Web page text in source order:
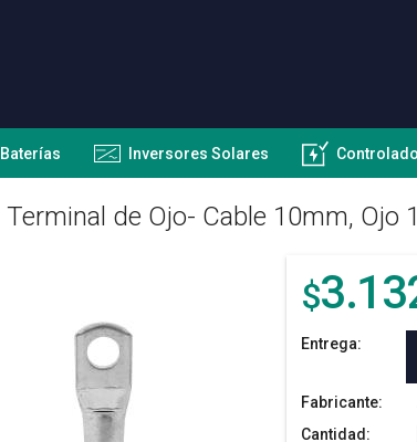
Baterías Inversores Solares
Terminal de Ojo- Cable 10mm, Ojo
$
Entrega:
Fabricante:
Cantidad: